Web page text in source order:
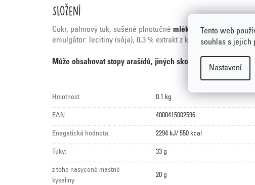
Tento web
souhlas s jejich
Nastavení
Složení
Cukr, palmový tuk, sušené plnotučné mléko , 8,7 % jogurtový
emulgátor: lecitiny (sója), 0,3 % extrakt z květů ibišku,
Může obsahovat stopy arašídů, jiných skořápkových plodů,
Hmotnost 0.1 kg
EAN 4000415002596
Enegetická hodnota: 2294 kJ/ 550 kcal
Tuky: 33 g
z toho nasycené mastné
kyseliny
20 g